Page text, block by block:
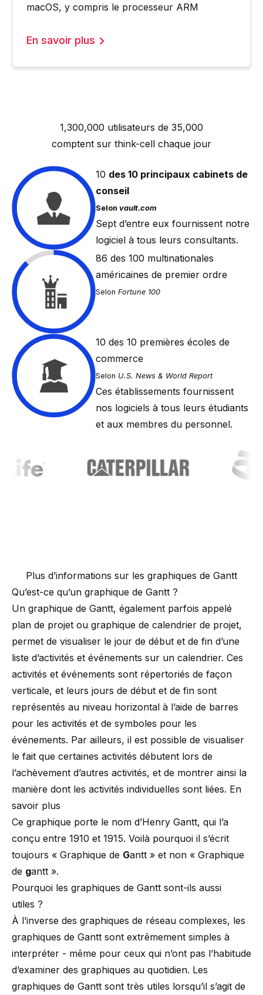
macOS, y compris le processeur ARM
En savoir plus
1,300,000 utilisateurs de 35,000
comptent sur think-cell chaque jour
10 des 10 principaux cabinets de
conseil
Selon vault.com
Sept d’entre eux fournissent notre
logiciel à tous leurs consultants.
88 des 100 multinationales
américaines de premier ordre
Selon Fortune 100
10 des 10 premières écoles de
commerce
Selon U.S. News & World Report
Ces établissements fournissent
nos logiciels à tous leurs étudiants
et aux membres du personnel.
Plus d’informations sur les graphiques de Gantt
Qu’est-ce qu’un graphique de Gantt ?
Un graphique de Gantt, également parfois appelé
plan de projet ou graphique de calendrier de projet,
permet de visualiser le jour de début et de fin d’une
liste d’activités et événements sur un calendrier. Ces
activités et événements sont répertoriés de façon
verticale, et leurs jours de début et de fin sont
représentés au niveau horizontal à l’aide de barres
pour les activités et de symboles pour les
événements. Par ailleurs, il est possible de visualiser
le fait que certaines activités débutent lors de
l’achèvement d’autres activités, et de montrer ainsi la
manière dont les activités individuelles sont liées. En
savoir plus
Ce graphique porte le nom d’Henry Gantt, qui l’a
conçu entre 1910 et 1915. Voilà pourquoi il s’écrit
toujours « Graphique de Gantt » et non « Graphique
de gantt ».
Pourquoi les graphiques de Gantt sont-ils aussi
utiles ?
À l’inverse des graphiques de réseau complexes, les
graphiques de Gantt sont extrêmement simples à
interpréter - même pour ceux qui n’ont pas l’habitude
d’examiner des graphiques au quotidien. Les
graphiques de Gantt sont très utiles lorsqu’il s’agit de